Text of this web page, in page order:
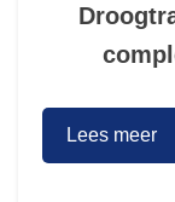
Lees meer